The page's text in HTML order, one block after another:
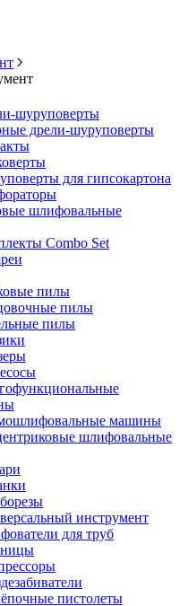
шуруповерты
дрели-шуруповерты
для гипсокартона
шлифовальные
Combo Set
пилы
пилы
пилы
машины
шлифовальные
инструмент
для труб
пистолеты